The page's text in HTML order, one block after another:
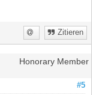
Zitieren
Honorary Member
#5